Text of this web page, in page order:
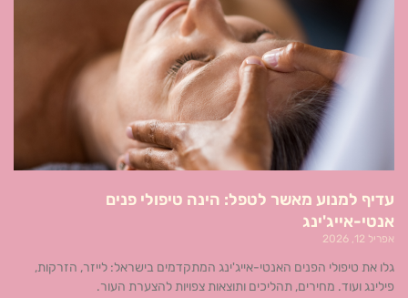
עדיף למנוע מאשר לטפל: הינה טיפולי פנים
אנטי-אייג'ינג
אפריל 12, 2026
גלו את טיפולי הפנים האנטי-אייג'ינג המתקדמים בישראל: לייזר, הזרקות,
פילינג ועוד. מחירים, תהליכים ותוצאות צפויות להצערת העור.